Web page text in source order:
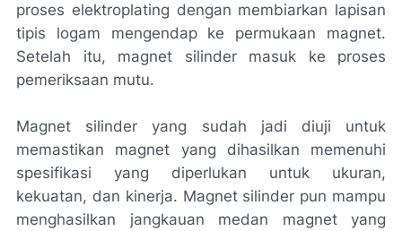
proses elektroplating dengan membiarkan lapisan
tipis logam mengendap ke permukaan magnet.
Setelah itu, magnet silinder masuk ke proses
pemeriksaan mutu.
Magnet silinder yang sudah jadi diuji untuk
memastikan magnet yang dihasilkan memenuhi
spesifikasi yang diperlukan untuk ukuran,
kekuatan, dan kinerja. Magnet silinder pun mampu
menghasilkan jangkauan medan magnet yang